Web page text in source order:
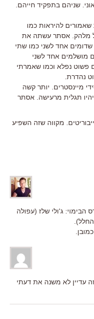
שניהם בתפקיד חייהם.
להיראות כמו
מלהק. אסתר עשתה את
שדומים אחד לשני כמו שתי
מושלמים אחד לשני
נפלא וכמו שאמרתי
נהדרת.
מיינסטרים. יותר קשה
תגלית מרעישה. אסתר
מקווה שזה השפיע
ג'ולי שלז (עפולה
עדיין לא משנה את דעתי